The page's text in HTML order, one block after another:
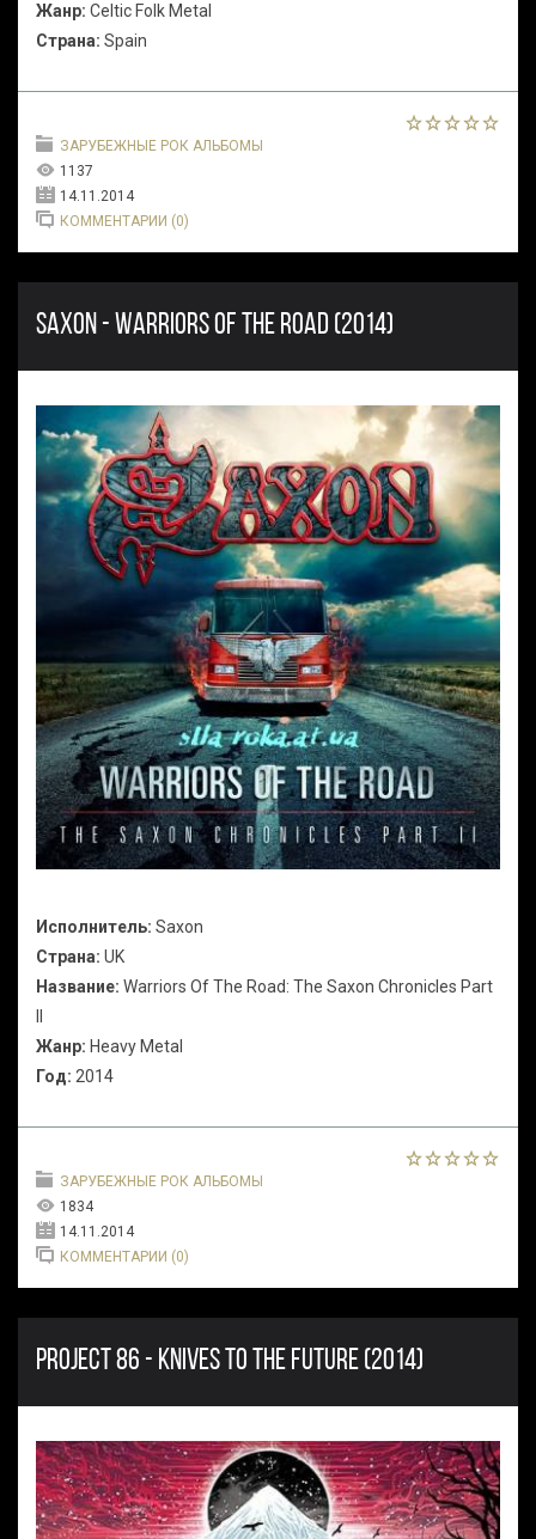
Жанр: Celtic Folk Metal
Cтрана: Spain
ЗАРУБЕЖНЫЕ РОК АЛЬБОМЫ
1137
14.11.2014
КОММЕНТАРИИ (0)
SAXON - WARRIORS OF THE ROAD (2014)
Исполнитель: Saxon
Страна: UK
Название: Warriors Of The Road: The Saxon Chronicles Part
Жанр: Heavy Metal
Год: 2014
ЗАРУБЕЖНЫЕ РОК АЛЬБОМЫ
1834
14.11.2014
КОММЕНТАРИИ (0)
PROJECT 86 - KNIVES TO THE FUTURE (2014)